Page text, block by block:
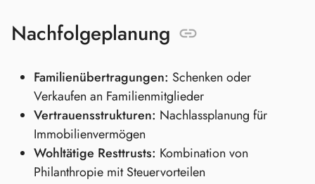
Nachfolgeplanung
Familienübertragungen: Schenken oder
Verkaufen an Familienmitglieder
Vertrauensstrukturen: Nachlassplanung für
Immobilienvermögen
Wohltätige Resttrusts: Kombination von
Philanthropie mit Steuervorteilen